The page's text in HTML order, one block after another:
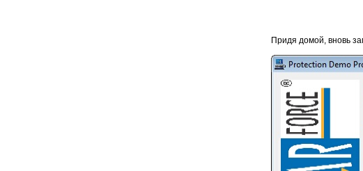
Придя домой, вновь